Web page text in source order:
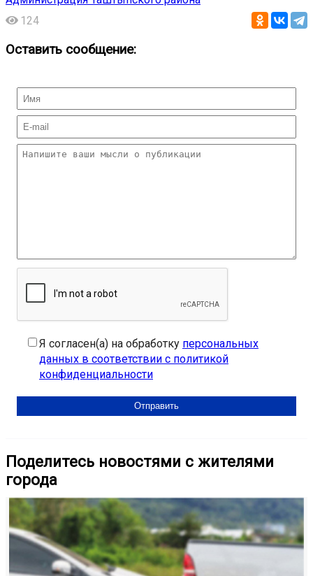
124
Оставить сообщение:
Я согласен(а) на обработку персональных
данных в соответствии с политикой
конфиденциальности
Поделитесь новостями с жителями
города